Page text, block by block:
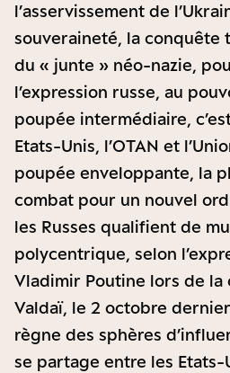
l’asservissement de
souveraineté, la
du « junte » néo-nazie,
l’expression russe, au
poupée intermédiaire,
Etats-Unis, l’OTAN et
poupée enveloppante, la
combat pour un nouvel
les Russes qualifient de
polycentrique, selon
Vladimir Poutine lors de la
Valdaï, le 2 octobre
règne des sphères
se partage entre les